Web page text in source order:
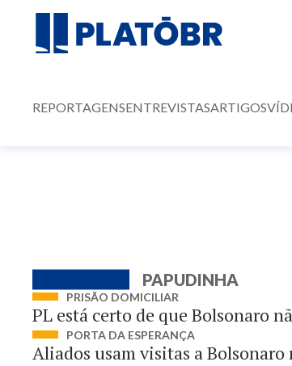
REPORTAGENSENTREVISTASARTIGOS
PAPUDINHA
PRISÃO DOMICILIAR
PL está certo de que Bolsonaro
PORTA DA ESPERANÇA
Aliados usam visitas a